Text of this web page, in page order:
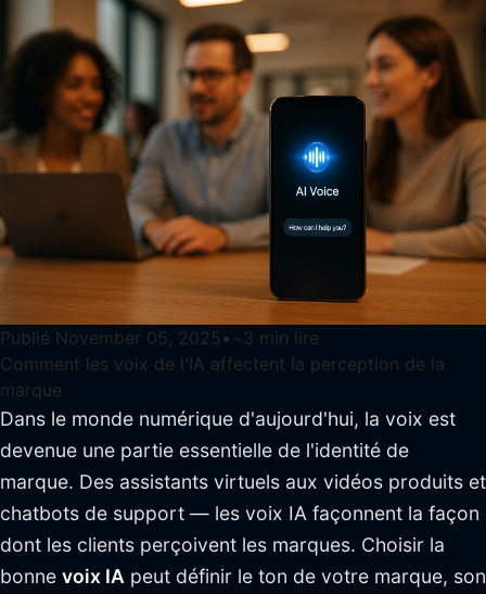
Publié November 05, 2025 • ~3 min lire
Comment les voix de l'IA affectent la perception de la
marque
Dans le monde numérique d'aujourd'hui, la voix est
devenue une partie essentielle de l'identité de
marque. Des assistants virtuels aux vidéos produits et
chatbots de support — les voix IA façonnent la façon
dont les clients perçoivent les marques. Choisir la
bonne voix IA peut définir le ton de votre marque, son